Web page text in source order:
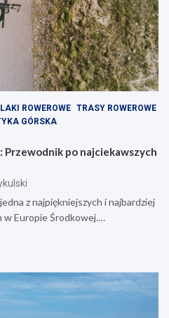
ROWEROWE TRASY ROWEROWE
GÓRSKA
Przewodnik po najciekawszych
z najpiękniejszych i najbardziej
Europie Środkowej.…